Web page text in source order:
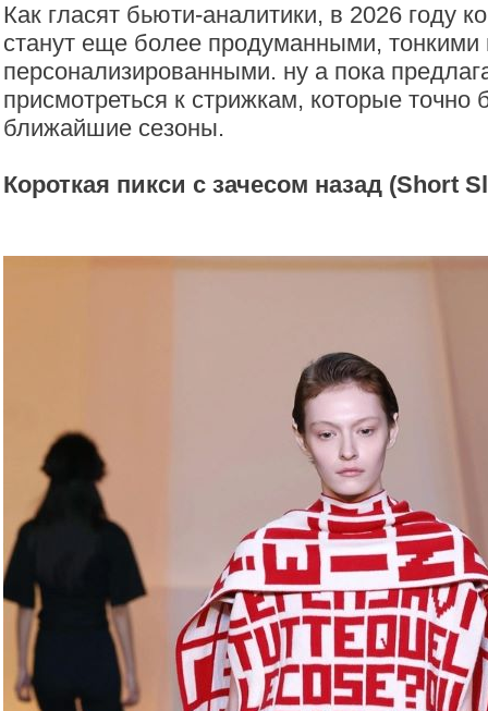
Как гласят бьюти-аналитики, в 2026 году
станут еще более продуманными, тонкими
персонализированными. ну а пока
присмотреться к стрижкам, которые точно
ближайшие сезоны.
Короткая пикси с зачесом назад (Short